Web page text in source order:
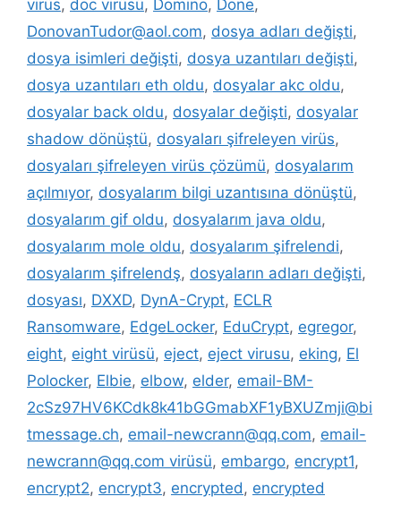
virüs, doc virüsü, Domino, Done,
DonovanTudor@aol.com, dosya adları değişti,
dosya isimleri değişti, dosya uzantıları değişti,
dosya uzantıları eth oldu, dosyalar akc oldu,
dosyalar back oldu, dosyalar değişti, dosyalar
shadow dönüştü, dosyaları şifreleyen virüs,
dosyaları şifreleyen virüs çözümü, dosyalarım
açılmıyor, dosyalarım bilgi uzantısına dönüştü,
dosyalarım gif oldu, dosyalarım java oldu,
dosyalarım mole oldu, dosyalarım şifrelendi,
dosyalarım şifrelendş, dosyaların adları değişti,
dosyası, DXXD, DynA-Crypt, ECLR
Ransomware, EdgeLocker, EduCrypt, egregor,
eight, eight virüsü, eject, eject virusu, eking, El
Polocker, Elbie, elbow, elder, email-BM-
2cSz97HV6KCdk8k41bGGmabXF1yBXUZmji@bi
tmessage.ch, email-newcrann@qq.com, email-
newcrann@qq.com virüsü, embargo, encrypt1,
encrypt2, encrypt3, encrypted, encrypted